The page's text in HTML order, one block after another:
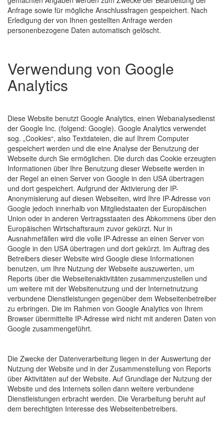
Anfrage sowie für mögliche Anschlussfragen gespeichert. Nach
Erledigung der von Ihnen gestellten Anfrage werden
personenbezogene Daten automatisch gelöscht.
Verwendung von Google
Analytics
Diese Website benutzt Google Analytics, einen Webanalysedienst
der Google Inc. (folgend: Google). Google Analytics verwendet
sog. „Cookies“, also Textdateien, die auf Ihrem Computer
gespeichert werden und die eine Analyse der Benutzung der
Webseite durch Sie ermöglichen. Die durch das Cookie erzeugten
Informationen über Ihre Benutzung dieser Webseite werden in
der Regel an einen Server von Google in den USA übertragen
und dort gespeichert. Aufgrund der Aktivierung der IP-
Anonymisierung auf diesen Webseiten, wird Ihre IP-Adresse von
Google jedoch innerhalb von Mitgliedstaaten der Europäischen
Union oder in anderen Vertragsstaaten des Abkommens über den
Europäischen Wirtschaftsraum zuvor gekürzt. Nur in
Ausnahmefällen wird die volle IP-Adresse an einen Server von
Google in den USA übertragen und dort gekürzt. Im Auftrag des
Betreibers dieser Website wird Google diese Informationen
benutzen, um Ihre Nutzung der Webseite auszuwerten, um
Reports über die Webseitenaktivitäten zusammenzustellen und
um weitere mit der Websitenutzung und der Internetnutzung
verbundene Dienstleistungen gegenüber dem Webseitenbetreiber
zu erbringen. Die im Rahmen von Google Analytics von Ihrem
Browser übermittelte IP-Adresse wird nicht mit anderen Daten von
Google zusammengeführt.
Die Zwecke der Datenverarbeitung liegen in der Auswertung der
Nutzung der Website und in der Zusammenstellung von Reports
über Aktivitäten auf der Website. Auf Grundlage der Nutzung der
Website und des Internets sollen dann weitere verbundene
Dienstleistungen erbracht werden. Die Verarbeitung beruht auf
dem berechtigten Interesse des Webseitenbetreibers.